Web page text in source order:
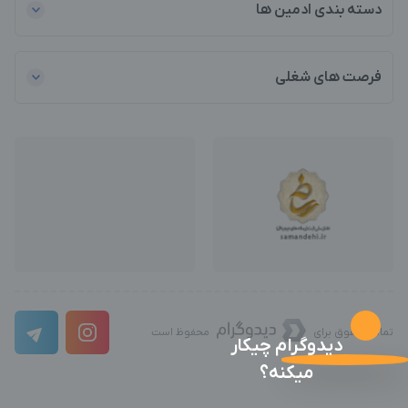
دسته بندی ادمین ها
فرصت های شغلی
تمامی حقوق برای محفوظ است
دیدوگرام چیکار
میکنه؟